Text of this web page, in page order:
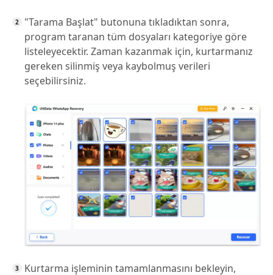
"Tarama Başlat" butonuna tıkladıktan sonra,
program taranan tüm dosyaları kategoriye göre
listeleyecektir. Zaman kazanmak için, kurtarmanız
gereken silinmiş veya kaybolmuş verileri
seçebilirsiniz.
Kurtarma işleminin tamamlanmasını bekleyin,